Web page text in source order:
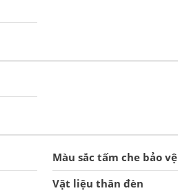
Màu sắc tấm che bảo vệ
Vật liệu thân đèn